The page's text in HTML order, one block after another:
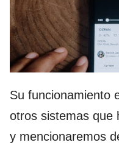
Su funcionamiento
otros sistemas que
y mencionaremos